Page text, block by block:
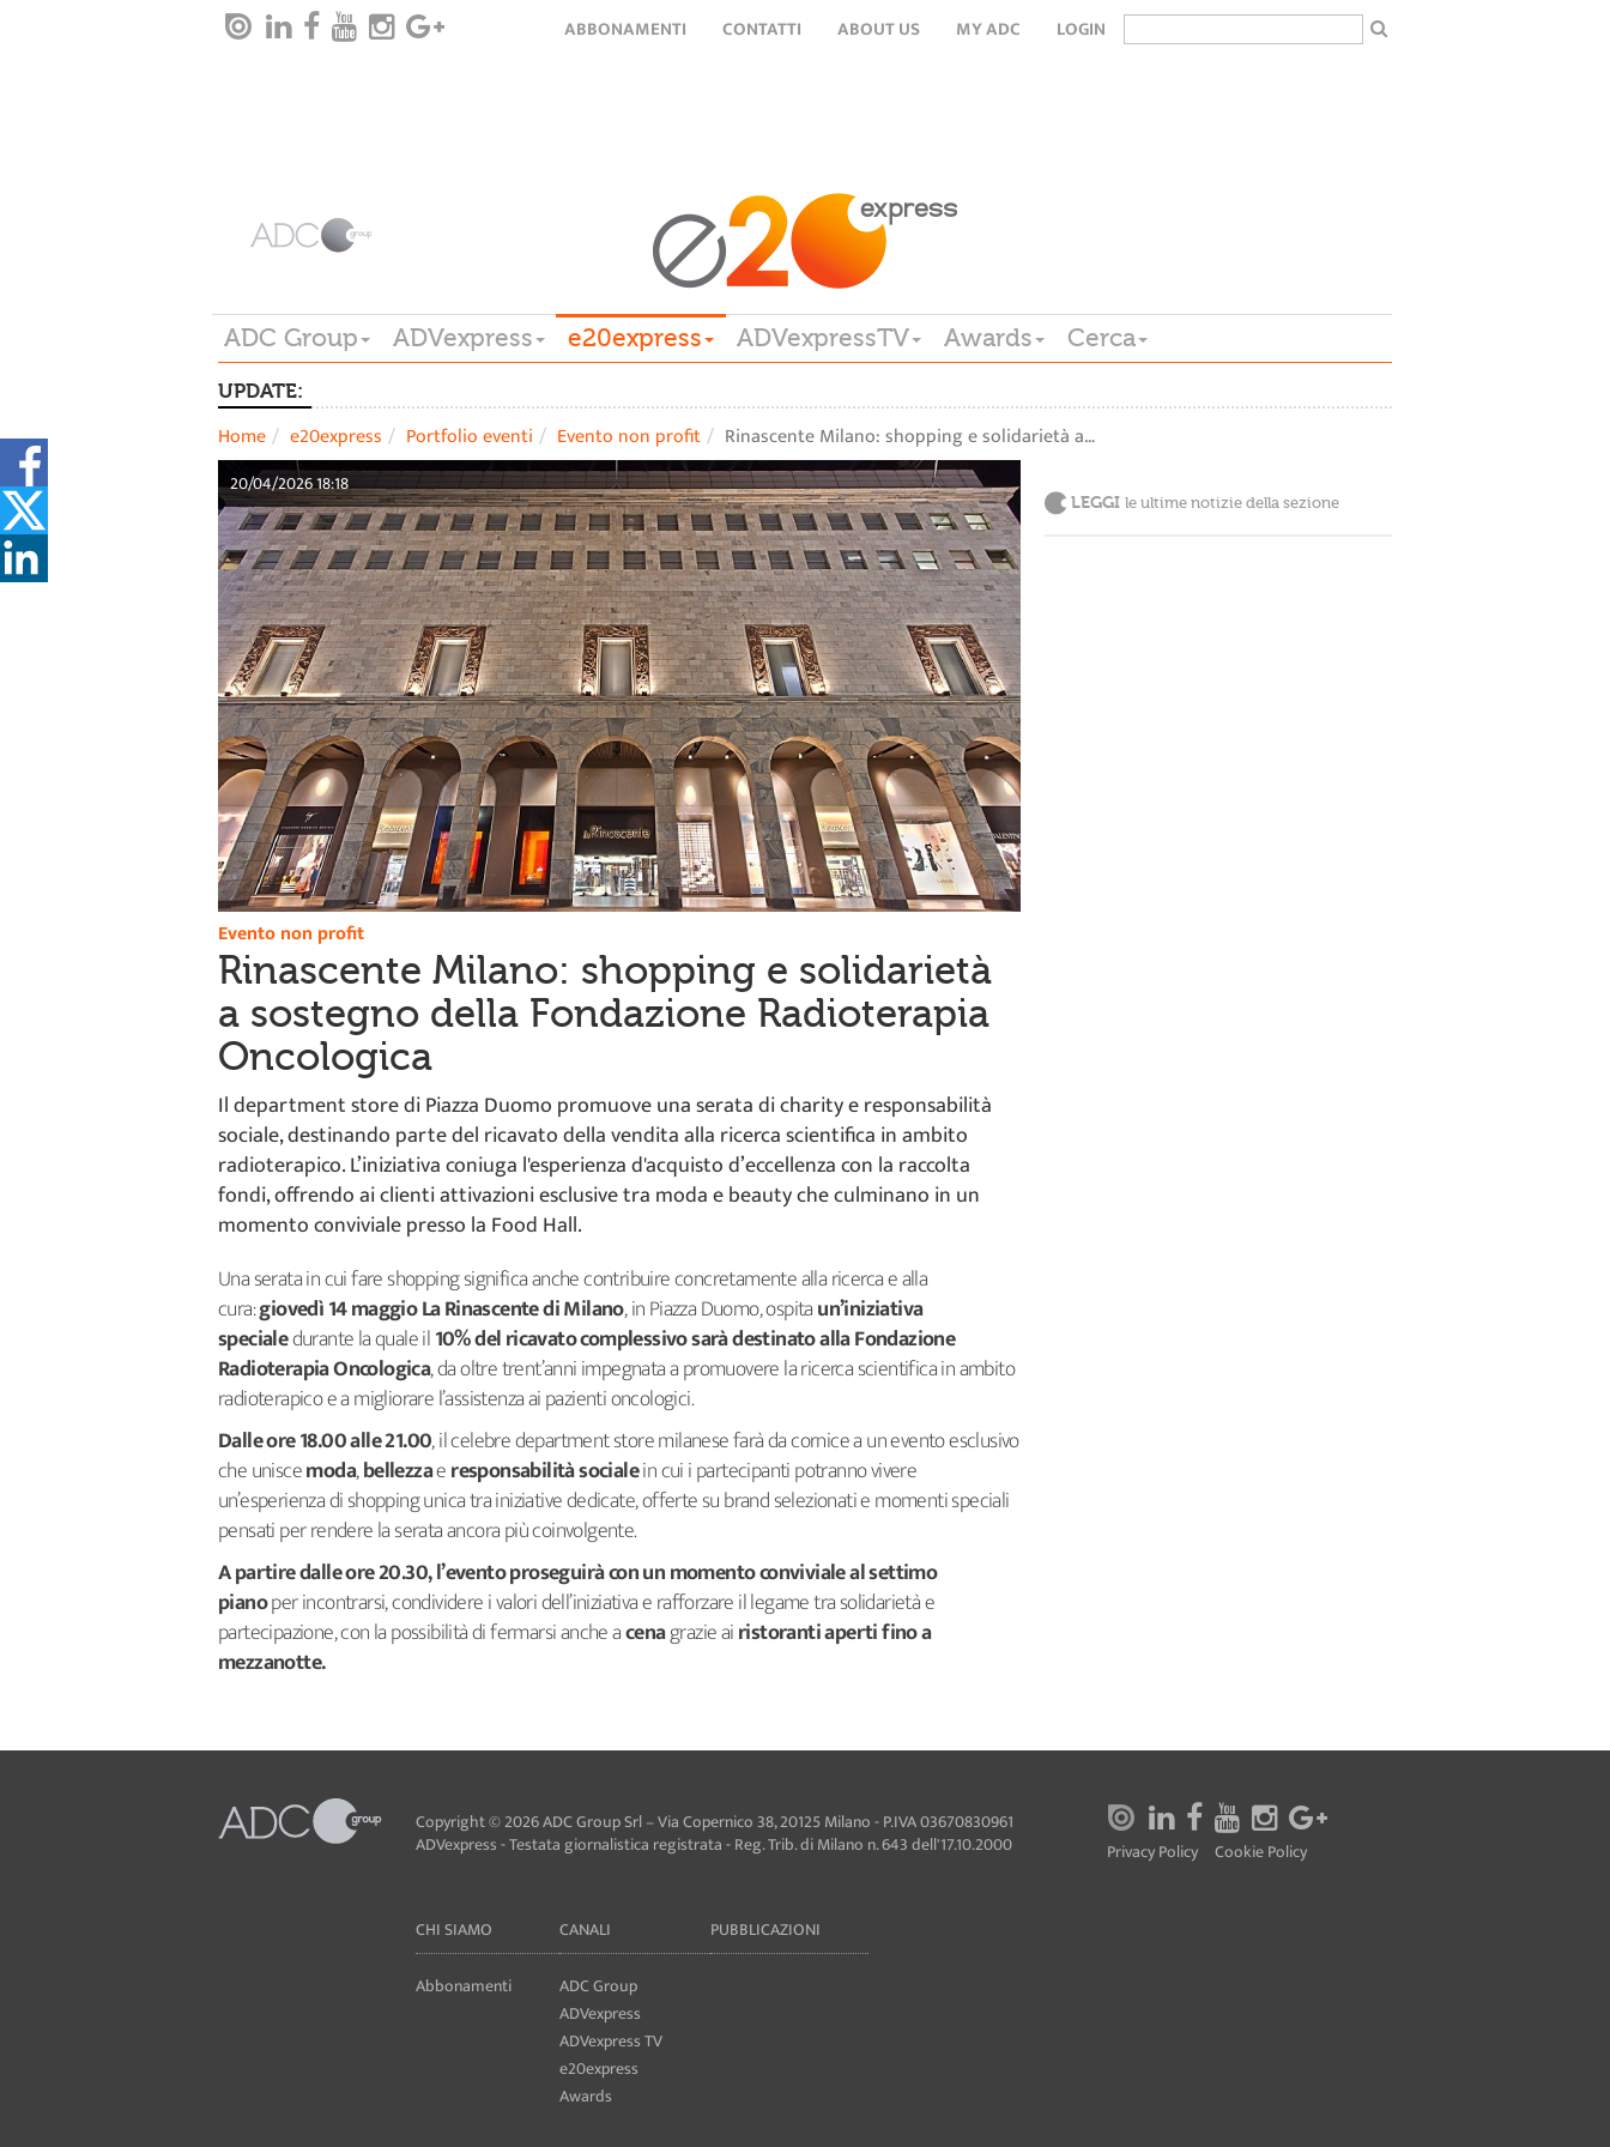
ABBONAMENTI CONTATTI ABOUT US MY ADC LOGIN
ADC Group ADVexpress e20express ADVexpressTV Awards Cerca
UPDATE:
Home e20express Portfolio eventi Evento non profit Rinascente Milano: shopping e solidarietà a…
20/04/2026 18:18
Evento non profit
Rinascente Milano: shopping e solidarietà
a sostegno della Fondazione Radioterapia
Oncologica
Il department store di Piazza Duomo promuove una serata di charity e responsabilità
sociale, destinando parte del ricavato della vendita alla ricerca scientifica in ambito
radioterapico. L’iniziativa coniuga l'esperienza d'acquisto d’eccellenza con la raccolta
fondi, offrendo ai clienti attivazioni esclusive tra moda e beauty che culminano in un
momento conviviale presso la Food Hall.
Una serata in cui fare shopping significa anche contribuire concretamente alla ricerca e alla
cura:giovedì 14 maggio La Rinascente di Milano, in Piazza Duomo, ospitaun’iniziativa
specialedurante la quale il10% del ricavato complessivo sarà destinato alla Fondazione
Radioterapia Oncologica, da oltre trent’anni impegnata a promuovere la ricerca scientifica in ambito
radioterapico e a migliorare l’assistenza ai pazienti oncologici.
Dalle ore 18.00 alle 21.00, il celebre department store milanese farà da cornice a un evento esclusivo
che uniscemoda,bellezzaeresponsabilità socialein cui i partecipanti potranno vivere
un’esperienza di shopping unica tra iniziative dedicate, offerte su brand selezionati e momenti speciali
pensati per rendere la serata ancora più coinvolgente.
A partire dalle ore 20.30, l’evento proseguirà con un momento conviviale al settimo
pianoper incontrarsi, condividere i valori dell’iniziativa e rafforzare il legame tra solidarietà e
partecipazione, con la possibilità di fermarsi anche acenagrazie airistoranti aperti fino a
mezzanotte.
LEGGI le ultime notizie della sezione
Copyright © 2026 ADC Group Srl – Via Copernico 38, 20125 Milano - P.IVA 03670830961
ADVexpress - Testata giornalistica registrata - Reg. Trib. di Milano n. 643 dell'17.10.2000
CHI SIAMO
Abbonamenti
CANALI
ADC Group
ADVexpress
ADVexpress TV
e20express
Awards
PUBBLICAZIONI
Privacy Policy Cookie Policy